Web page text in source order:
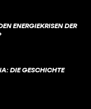
ENERGIEKRISEN DER
DIE GESCHICHTE